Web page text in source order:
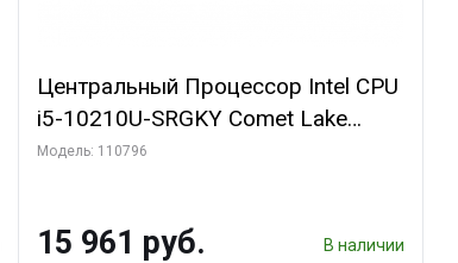
Центральный Процессор Intel CPU
i5-10210U-SRGKY Comet Lake
E.I.P.0000163 CPU i5-10210U-
Graphics _1.1G/300MHz_15W_
Модель: 110796
15 961 руб. В наличии